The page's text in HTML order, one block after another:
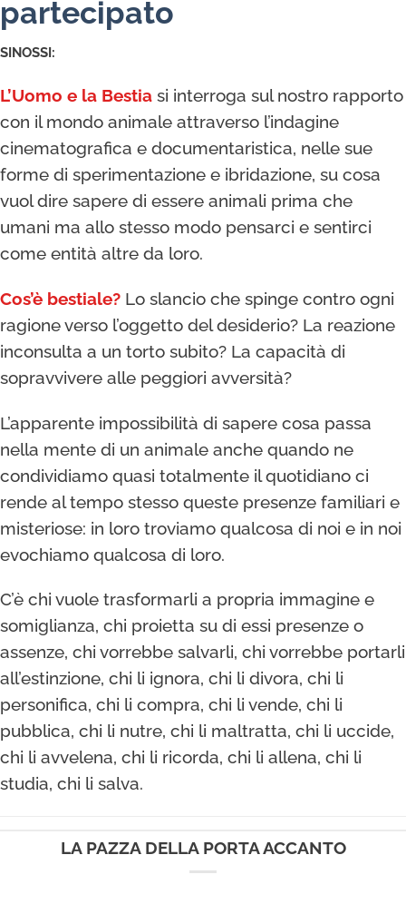
partecipato
SINOSSI:
L’Uomo e la Bestia si interroga sul nostro rapporto
con il mondo animale attraverso l’indagine
cinematografica e documentaristica, nelle sue
forme di sperimentazione e ibridazione, su cosa
vuol dire sapere di essere animali prima che
umani ma allo stesso modo pensarci e sentirci
come entità altre da loro.
Cos’è bestiale? Lo slancio che spinge contro ogni
ragione verso l’oggetto del desiderio? La reazione
inconsulta a un torto subito? La capacità di
sopravvivere alle peggiori avversità?
L’apparente impossibilità di sapere cosa passa
nella mente di un animale anche quando ne
condividiamo quasi totalmente il quotidiano ci
rende al tempo stesso queste presenze familiari e
misteriose: in loro troviamo qualcosa di noi e in noi
evochiamo qualcosa di loro.
C’è chi vuole trasformarli a propria immagine e
somiglianza, chi proietta su di essi presenze o
assenze, chi vorrebbe salvarli, chi vorrebbe portarli
all’estinzione, chi li ignora, chi li divora, chi li
personifica, chi li compra, chi li vende, chi li
pubblica, chi li nutre, chi li maltratta, chi li uccide,
chi li avvelena, chi li ricorda, chi li allena, chi li
studia, chi li salva.
LA PAZZA DELLA PORTA ACCANTO